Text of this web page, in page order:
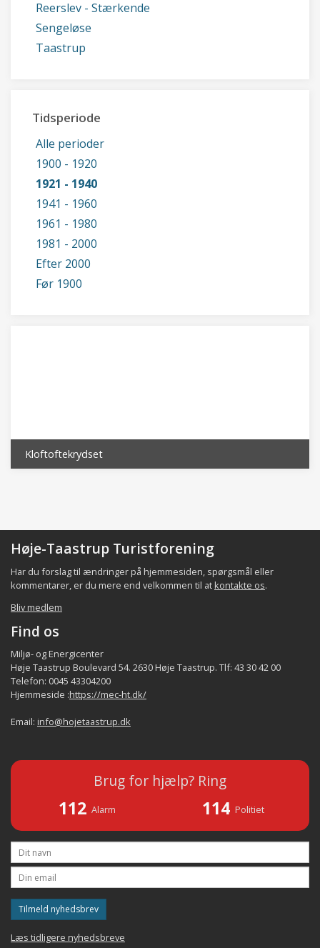
Reerslev - Stærkende
Sengeløse
Taastrup
Tidsperiode
Alle perioder
1900 - 1920
1921 - 1940
1941 - 1960
1961 - 1980
1981 - 2000
Efter 2000
Før 1900
Kloftoftekrydset
Høje-Taastrup Turistforening
Har du forslag til ændringer på hjemmesiden, spørgsmål eller
kommentarer, er du mere end velkommen til at kontakte os.
Bliv medlem
Find os
Miljø- og Energicenter
Høje Taastrup Boulevard 54. 2630 Høje Taastrup. Tlf: 43 30 42 00
Telefon: 0045 43304200
Hjemmeside :https://mec-ht.dk/
Email: info@hojetaastrup.dk
Brug for hjælp? Ring
112 Alarm 114 Politiet
Tilmeld nyhedsbrev
Læs tidligere nyhedsbreve